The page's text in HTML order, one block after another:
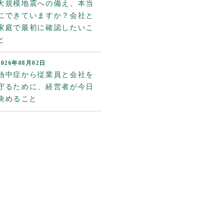
規模地震への備え、本当
できていますか？会社と
庭で最初に確認したいこ
年08月02日
中症から従業員と会社を
るために、経営者が今日
めること